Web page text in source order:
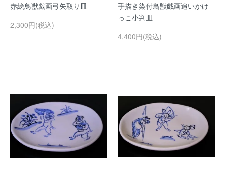
赤絵鳥獣戯画弓矢取り皿
2,300円(税込)
手描き染付鳥獣戯画追いかけ
っこ小判皿
4,400円(税込)